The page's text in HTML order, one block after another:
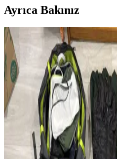
Ayrıca Bakınız
Modifiye Edilmiş Vintage
ve Fonksiyonellik Üzerine
Vintage REI sırt çantasının
fonksiyonelliği artırarak günlük
edilmiştir. Teknik müdahaleler
güçlendirmektedir.
Çoklu Sırt Çantası
Konseptinde Kullanım
Çeşitli sırt çantalarının kullanım
seyahat konseptindeki rolleri